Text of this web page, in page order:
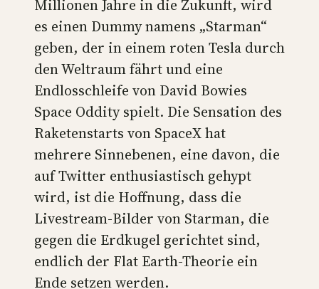
Millionen Jahre in die Zukunft, wird
es einen Dummy namens „Starman“
geben, der in einem roten Tesla durch
den Weltraum fährt und eine
Endlosschleife von David Bowies
Space Oddity spielt. Die Sensation des
Raketenstarts von SpaceX hat
mehrere Sinnebenen, eine davon, die
auf Twitter enthusiastisch gehypt
wird, ist die Hoffnung, dass die
Livestream-Bilder von Starman, die
gegen die Erdkugel gerichtet sind,
endlich der Flat Earth-Theorie ein
Ende setzen werden.